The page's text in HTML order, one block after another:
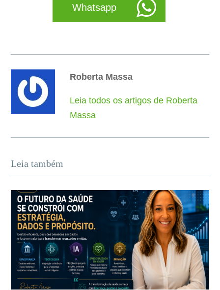
Whatsapp
Roberta Massa
Leia todos os artigos de Roberta
Massa
Leia também